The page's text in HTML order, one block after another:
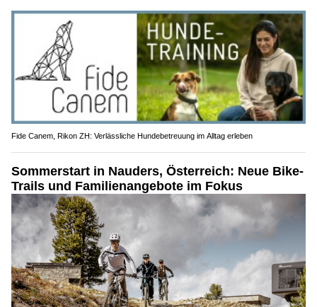
Fide Canem, Rikon ZH: Verlässliche Hundebetreuung im Alltag erleben
Sommerstart in Nauders, Österreich: Neue Bike-
Trails und Familienangebote im Fokus